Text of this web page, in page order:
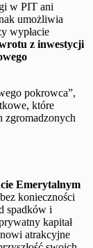
w PIT ani
umożliwia
wypłacie
z inwestycji
pokrowca”,
które
zgromadzonych
Emerytalnym
konieczności
spadków i
kapitał
atrakcyjne